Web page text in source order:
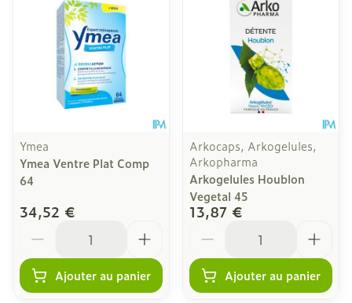
Ymea
Ymea Ventre Plat Comp
64
34,52 €
Ajouter au panier
Arkocaps, Arkogelules,
Arkopharma
Arkogelules Houblon
Vegetal 45
13,87 €
Ajouter au panier